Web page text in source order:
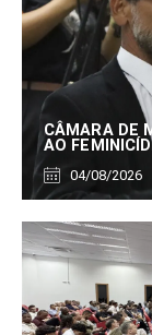
CÂMARA DE
AO
04/08/2026